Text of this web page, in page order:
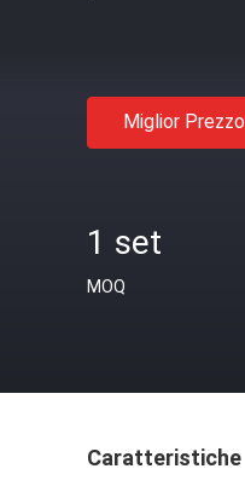
Miglior Prezzo
1 set
MOQ
Caratteristiche